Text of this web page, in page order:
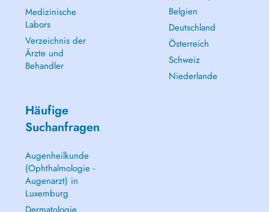
Medizinische
Labors
Verzeichnis der
Ärzte und
Behandler
Belgien
Deutschland
Österreich
Schweiz
Niederlande
Häufige
Suchanfragen
Augenheilkunde
(Ophthalmologie -
Augenarzt) in
Luxemburg